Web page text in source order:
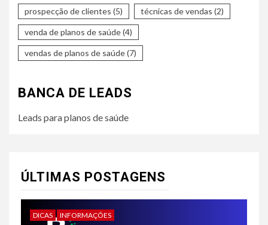
prospecção de clientes (5) técnicas de vendas (2)
venda de planos de saúde(4)
vendas de planos de saúde(7)
BANCA DE LEADS
Leads para planos de saúde
ÚLTIMAS POSTAGENS
DICAS INFORMAÇÕES